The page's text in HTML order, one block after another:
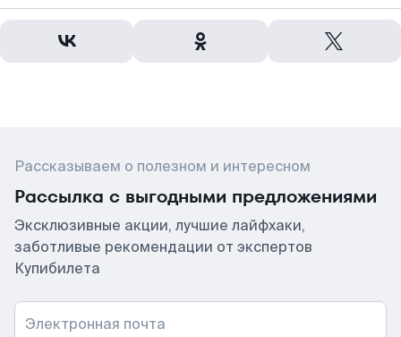
Рассказываем о полезном и интересном
Рассылка с выгодными предложениями
Эксклюзивные акции, лучшие лайфхаки,
заботливые рекомендации от экспертов
Купибилета
Электронная почта